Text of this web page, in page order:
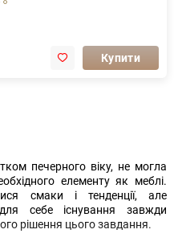
Купити
печерного віку, не могла
елементу як меблі.
смаки і тенденції, але
себе існування завжди
рішення цього завдання.